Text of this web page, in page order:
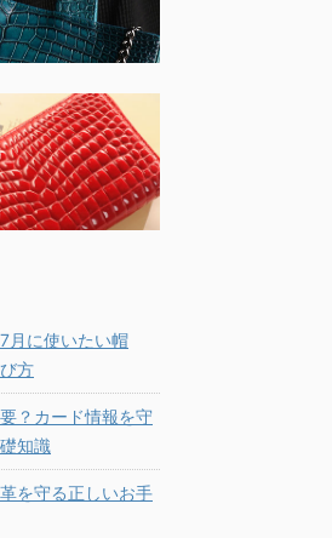
月に使いたい帽
方
？カード情報を守
知識
を守る正しいお手